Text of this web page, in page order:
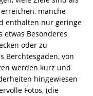
manche
enthalten nur geringe
etwas Besonderes
oder zu
Berchtesgaden, von
werden kurz und
hingewiesen
Fotos, (die